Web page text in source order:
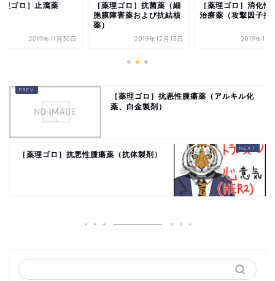
理ゴロ］止瀉薬
2019年11月30日
［薬理ゴロ］抗菌薬（細
胞膜障害薬および抗結核
薬）
2019年12月13日
［薬理ゴロ］消化性
治療薬（攻撃因子抑
2019年12
［薬理ゴロ］抗悪性腫瘍薬（アルキル化
薬、白金製剤）
［薬理ゴロ］抗悪性腫瘍薬（抗体製剤）